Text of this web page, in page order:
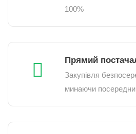
100%
Прямий
Закупівля
минаючи